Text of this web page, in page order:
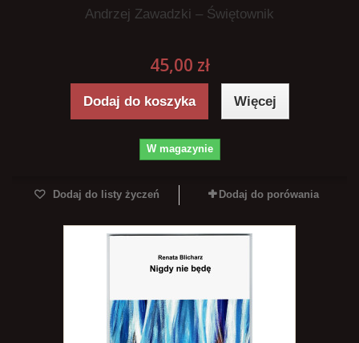
Andrzej Zawadzki – Świętownik
45,00 zł
Dodaj do koszyka Więcej
W magazynie
Dodaj do listy życzeń Dodaj do porówania